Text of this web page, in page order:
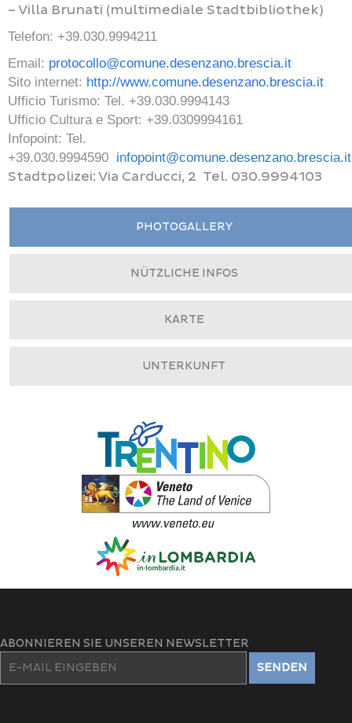
– Villa Brunati (multimediale Stadtbibliothek)
Telefon: +39.030.9994211
Email: protocollo@comune.desenzano.brescia.it
Sito internet: http://www.comune.desenzano.brescia.it
Ufficio Turismo: Tel. +39.030.9994143
Ufficio Cultura e Sport: +39.0309994161
Infopoint: Tel.
+39.030.9994590 infopoint@comune.desenzano.brescia.it
Stadtpolizei: Via Carducci, 2 Tel. 030.9994103
PHOTOGALLERY
NÜTZLICHE INFOS
KARTE
UNTERKUNFT
ABONNIEREN SIE UNSEREN NEWSLETTER
SENDEN